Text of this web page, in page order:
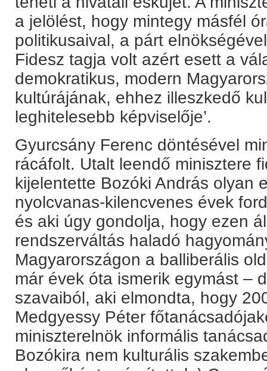
a jelölést, hogy mintegy másfél
politikusaival, a párt
Fidesz tagja volt azért esett a
demokratikus, modern
kultúrájának, ehhez illeszkedő
leghitelesebb képviselője’.
Gyurcsány Ferenc döntésével
rácáfolt. Utalt leendő minisztere
kijelentette Bozóki András olyan
nyolcvanas-kilencvenes évek
és aki úgy gondolja, hogy ezen
rendszerváltás haladó
Magyarországon a balliberális
már évek óta ismerik egymást –
szavaiból, aki elmondta, hogy
Medgyessy Péter
miniszterelnök informális
Bozókira nem kulturális